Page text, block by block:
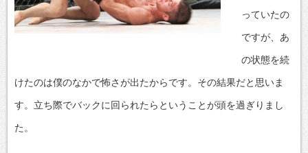
っていたの
ですが、あ
の状態を続
けたのは僕のなかで怖さが出たからです。その結果だと思いま
す。立ち際でバックに回られたらということが頭を過ぎりまし
た。